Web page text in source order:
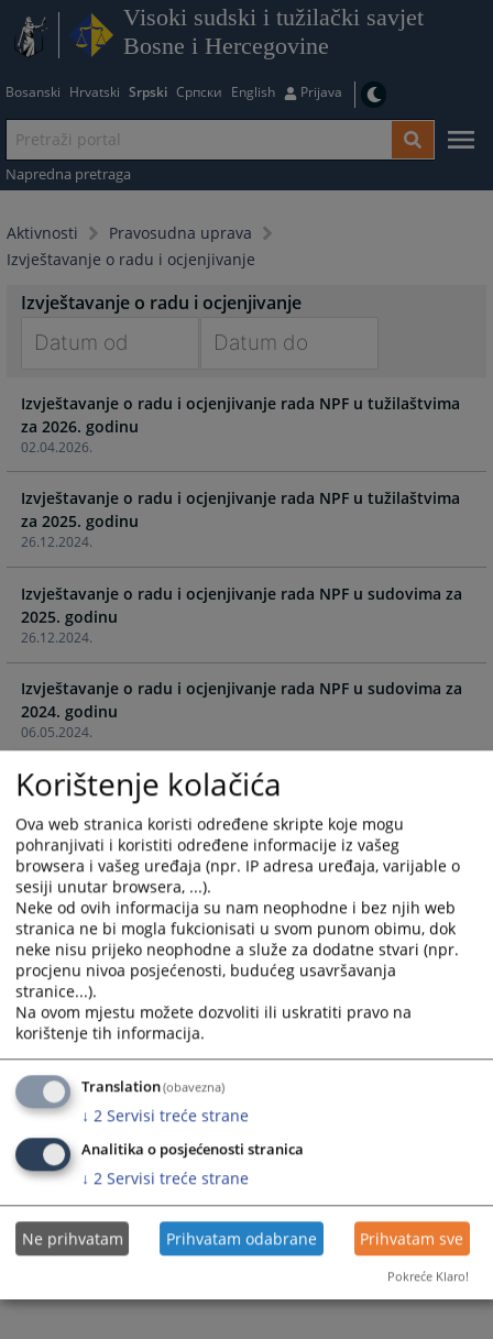
Visoki sudski i tužilački savjet
Bosne i Hercegovine
Bosanski Hrvatski Srpski Српски English Prijava
Napredna pretraga
Aktivnosti
Pravosudna uprava
Izvještavanje o radu i ocjenjivanje
Izvještavanje o radu i ocjenjivanje
forward
to
interact
with
the
calendar
and
select
a
date.
Press
the
question
mark
key
get
the
keyboard
shortcuts
for
changing
dates.
forward
with
the
select
a
the
question
to
get
the
keyboard
shortcuts
for
changing
dates.
02.04.2026.
Izvještavanje o radu i ocjenjivanje rada NPF u tužilaštvima
za 2026. godinu
26.12.2024.
Izvještavanje o radu i ocjenjivanje rada NPF u tužilaštvima
za 2025. godinu
26.12.2024.
Izvještavanje o radu i ocjenjivanje rada NPF u sudovima za
2025. godinu
06.05.2024.
Izvještavanje o radu i ocjenjivanje rada NPF u sudovima za
2024. godinu
06.05.2024.
Izvještavanje o radu i ocjenjivanje rada NPF u tužilaštvima
za 2024. godinu
18.01.2023.
Izvještavanje o radu i ocjenjivanje rada NPF u sudovima za
2023. godinu
18.01.2023.
Izvještavanje o radu i ocjenjivanje rada NPF u tužilaštvima
za 2023. godinu
22.11.2022.
nosilaca pravosudnih funkcija u sudovima i tužilaštvima za
2022. godinu
Korištenje kolačića
Ova web stranica koristi određene skripte koje mogu
pohranjivati i koristiti određene informacije iz vašeg
browsera i vašeg uređaja (npr. IP adresa uređaja, varijable o
sesiji unutar browsera, ...).
Neke od ovih informacija su nam neophodne i bez njih web
stranica ne bi mogla fukcionisati u svom punom obimu, dok
neke nisu prijeko neophodne a služe za dodatne stvari (npr.
procjenu nivoa posjećenosti, budućeg usavršavanja
stranice...).
Na ovom mjestu možete dozvoliti ili uskratiti pravo na
korištenje tih informacija.
Translation(obavezna)
↓ 2 Servisi treće strane
Analitika o posjećenosti stranica
↓ 2 Servisi treće strane
Ne prihvatam Prihvatam odabrane Prihvatam sve
Pokreće Klaro!